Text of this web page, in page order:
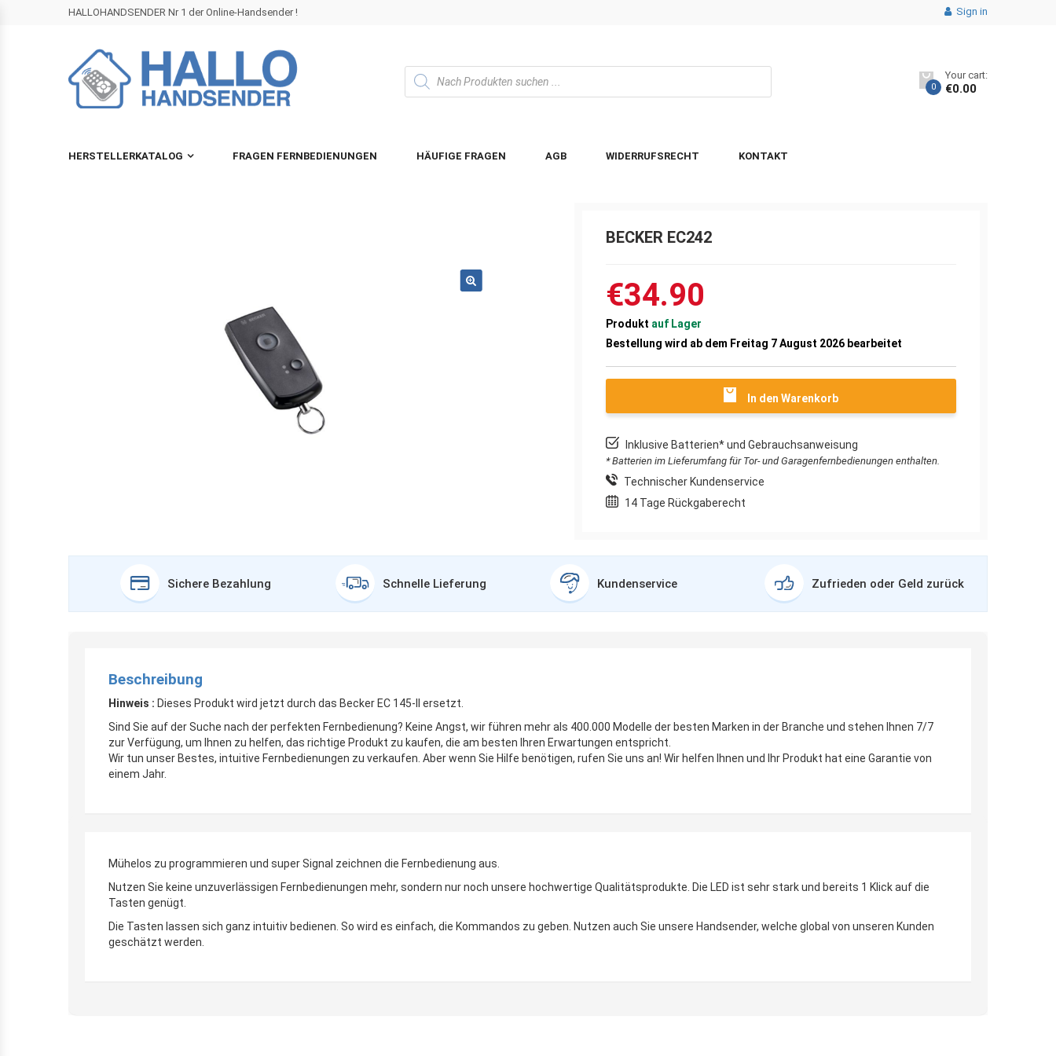
HALLOHANDSENDER Nr 1 der Online-Handsender ! Sign in
0
Your cart:
€0.00
HERSTELLERKATALOG FRAGEN FERNBEDIENUNGEN HÄUFIGE FRAGEN AGB WIDERRUFSRECHT KONTAKT
BECKER EC242
€34.90
Produkt auf Lager
Bestellung wird ab dem Freitag 7 August 2026 bearbeitet
In den Warenkorb
Inklusive Batterien* und Gebrauchsanweisung
* Batterien im Lieferumfang für Tor- und Garagenfernbedienungen enthalten.
Technischer Kundenservice
14 Tage Rückgaberecht
Sichere Bezahlung Schnelle Lieferung Kundenservice Zufrieden oder Geld zurück
Beschreibung
Hinweis : Dieses Produkt wird jetzt durch das Becker EC 145-II ersetzt.
Sind Sie auf der Suche nach der perfekten Fernbedienung? Keine Angst, wir führen mehr als 400.000 Modelle der besten Marken in der Branche und stehen Ihnen 7/7
zur Verfügung, um Ihnen zu helfen, das richtige Produkt zu kaufen, die am besten Ihren Erwartungen entspricht.
Wir tun unser Bestes, intuitive Fernbedienungen zu verkaufen. Aber wenn Sie Hilfe benötigen, rufen Sie uns an! Wir helfen Ihnen und Ihr Produkt hat eine Garantie von
einem Jahr.
Mühelos zu programmieren und super Signal zeichnen die Fernbedienung aus.
Nutzen Sie keine unzuverlässigen Fernbedienungen mehr, sondern nur noch unsere hochwertige Qualitätsprodukte. Die LED ist sehr stark und bereits 1 Klick auf die
Tasten genügt.
Die Tasten lassen sich ganz intuitiv bedienen. So wird es einfach, die Kommandos zu geben. Nutzen auch Sie unsere Handsender, welche global von unseren Kunden
geschätzt werden.